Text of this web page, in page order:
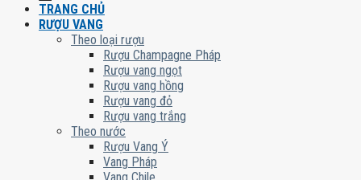
TRANG CHỦ
RƯỢU VANG
Theo loại rượu
Rượu Champagne Pháp
Rượu vang ngọt
Rượu vang hồng
Rượu vang đỏ
Rượu vang trắng
Theo nước
Rượu Vang Ý
Vang Pháp
Vang Chile